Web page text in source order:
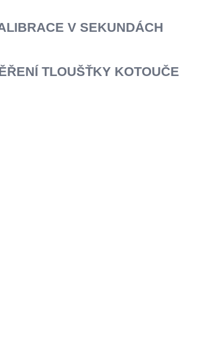
k okamžitému měření a zobrazení rozměrů
rychlou kalibraci a vyšší přesnost
V SEKUNDÁCH
zabránit náhodnému odstranění
množství materiálu
TLOUŠŤKY KOTOUČE